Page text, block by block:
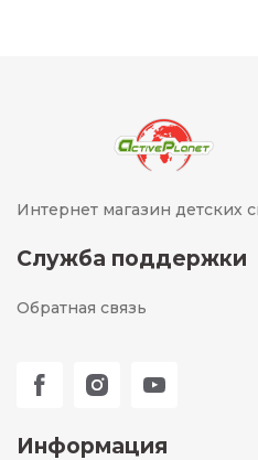
Интернет магазин детских
Служба поддержки
Обратная связь
Информация